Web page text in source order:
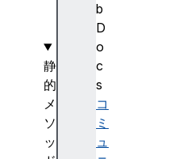
b
D
o
c
s
コ
ミ
ュ
静
的
メ
ソ
ッ